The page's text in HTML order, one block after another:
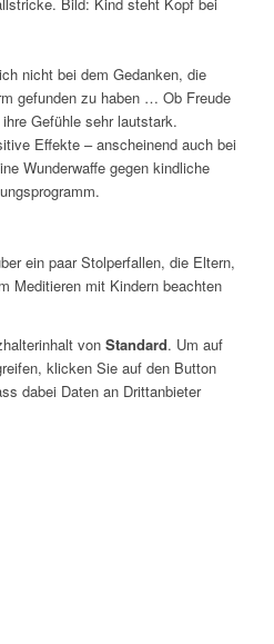
nicht bei dem Gedanken, die
gefunden zu haben … Ob Freude
Gefühle sehr lautstark.
Effekte – anscheinend auch bei
Wunderwaffe gegen kindliche
ein paar Stolperfallen, die Eltern,
Meditieren mit Kindern beachten
von Standard. Um auf
klicken Sie auf den Button
dabei Daten an Drittanbieter